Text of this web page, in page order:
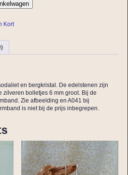
Kort
en bergkristal. De edelstenen zijn
bolletjes 6 mm groot. Bij de
Zie afbeelding en A041 bij
is niet bij de prijs inbegrepen.